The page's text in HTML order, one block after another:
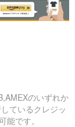
のいずれか
ているクレジッ
能です。